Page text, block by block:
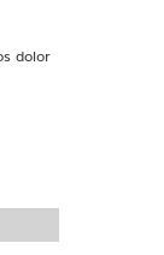
dolor